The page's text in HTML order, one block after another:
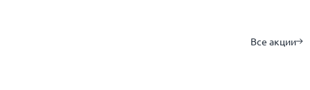
Все акции